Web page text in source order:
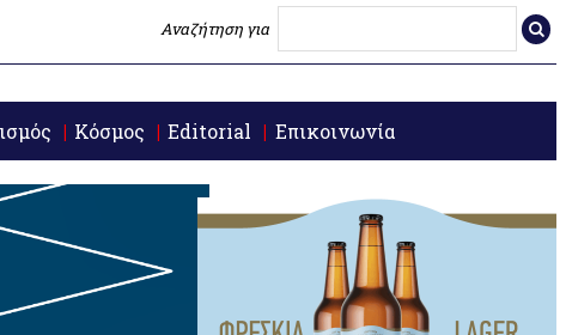
Αναζήτηση για
Κόσμος Editorial Επικοινωνία